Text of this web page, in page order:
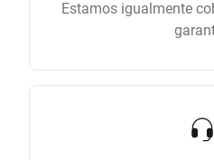
Estamos igualmente